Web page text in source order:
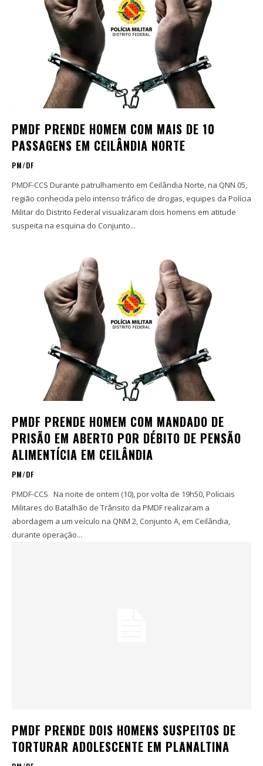
PMDF PRENDE HOMEM COM MAIS DE 10
PASSAGENS EM CEILÂNDIA NORTE
PM/DF
PMDF-CCS Durante patrulhamento em Ceilândia Norte, na QNN 05,
região conhecida pelo intenso tráfico de drogas, equipes da Polícia
Militar do Distrito Federal visualizaram dois homens em atitude
suspeita na esquina do Conjunto...
PMDF PRENDE HOMEM COM MANDADO DE
PRISÃO EM ABERTO POR DÉBITO DE PENSÃO
ALIMENTÍCIA EM CEILÂNDIA
PM/DF
PMDF-CCS Na noite de ontem (10), por volta de 19h50, Policiais
Militares do Batalhão de Trânsito da PMDF realizaram a
abordagem a um veículo na QNM 2, Conjunto A, em Ceilândia,
durante operação...
PMDF PRENDE DOIS HOMENS SUSPEITOS DE
TORTURAR ADOLESCENTE EM PLANALTINA